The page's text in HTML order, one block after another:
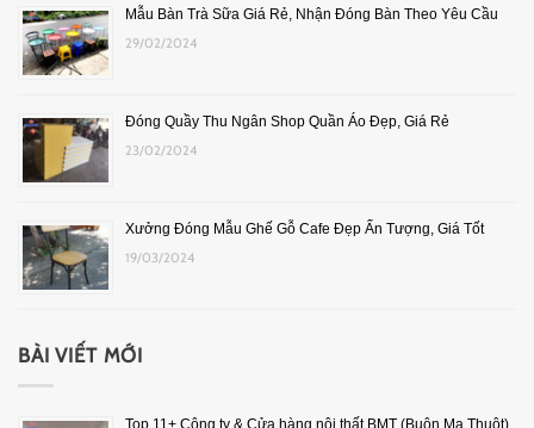
Mẫu Bàn Trà Sữa Giá Rẻ, Nhận Đóng Bàn Theo Yêu Cầu
29/02/2024
Đóng Quầy Thu Ngân Shop Quần Áo Đẹp, Giá Rẻ
23/02/2024
Xưởng Đóng Mẫu Ghế Gỗ Cafe Đẹp Ấn Tượng, Giá Tốt
19/03/2024
BÀI VIẾT MỚI
Top 11+ Công ty & Cửa hàng nội thất BMT (Buôn Ma Thuột)